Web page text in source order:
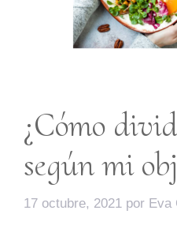
¿Cómo
según mi
17 octubre, 2021 por Eva